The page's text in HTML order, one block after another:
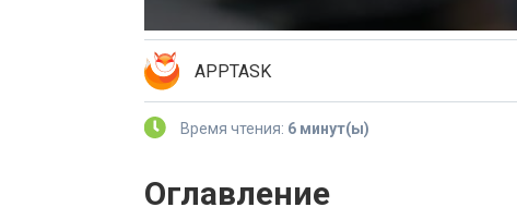
APPTASK
Время чтения: 6 минут(ы)
Оглавление